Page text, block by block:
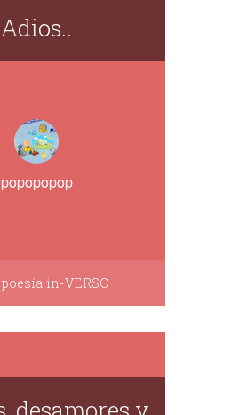
Adios..
popopopop
in-VERSO